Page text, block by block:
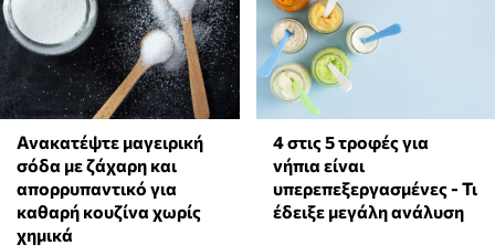
Ανακατέψτε μαγειρική
σόδα με ζάχαρη και
απορρυπαντικό για
καθαρή κουζίνα χωρίς
χημικά
4 στις 5 τροφές για
νήπια είναι
υπερεπεξεργασμένες - Τι
έδειξε μεγάλη ανάλυση